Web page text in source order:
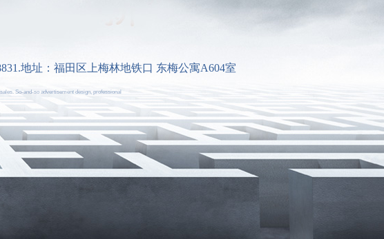
地址：福田区上梅林地铁口 东梅公寓A604室
So-and-so advertisement design, professional